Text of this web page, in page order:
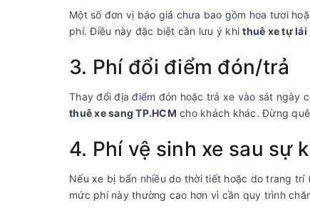
Một số đơn vị báo giá chưa bao gồm hoa tươi
phí. Điều này đặc biệt cần lưu ý khithuê xe tự lái
3. Phí đổi điểm đón/trả
Thay đổi địa điểm đón hoặc trả xe vào sát ngày
thuê xe sang TP.HCM cho khách khác. Đừng
4. Phí vệ sinh xe sau sự
Nếu xe bị bẩn nhiều do thời tiết hoặc do trang
mức phí này thường cao hơn vì cần quy trình